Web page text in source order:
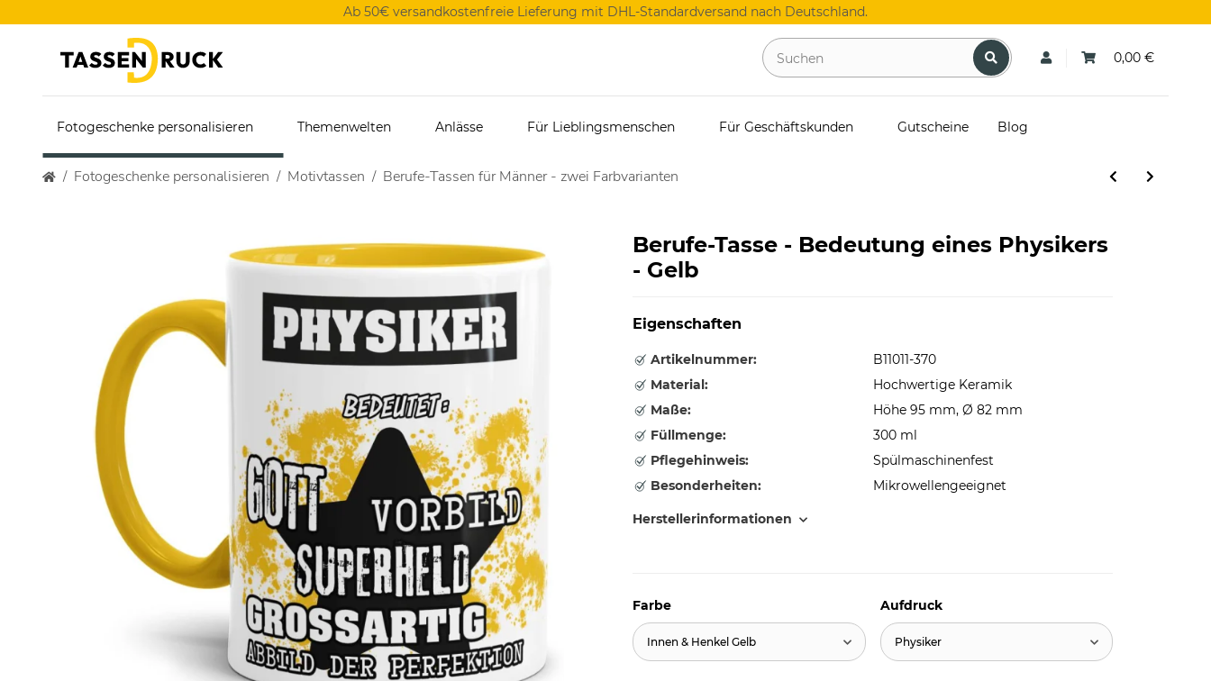
Ab 50€ versandkostenfreie Lieferung mit DHL-Standardversand nach Deutschland.
0,00 €
Fotogeschenke personalisieren Themenwelten Anlässe Für Lieblingsmenschen Für Geschäftskunden Gutscheine Blog
Fotogeschenke personalisieren Motivtassen Berufe-Tassen für Männer - zwei Farbvarianten
Berufe-Tasse - Bedeutung eines Physikers
- Gelb
Eigenschaften
Artikelnummer:
B11011-370
Material:
Hochwertige Keramik
Maße:
Höhe 95 mm, Ø 82 mm
Füllmenge:
300 ml
Pflegehinweis:
Spülmaschinenfest
Besonderheiten:
Mikrowellengeeignet
Herstellerinformationen
Farbe
Innen & Henkel Gelb
Aufdruck
Physiker